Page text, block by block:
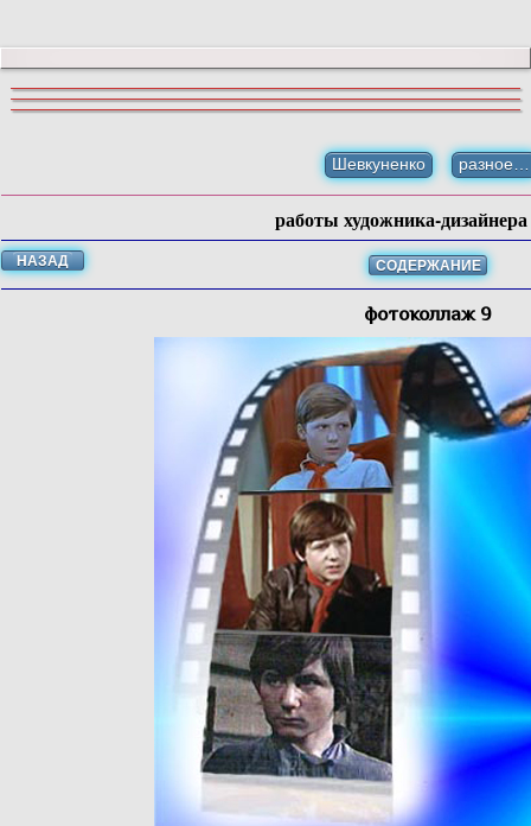
Шевкуненко разное…
работы художника-
НАЗАД СОДЕРЖАНИЕ
фотоколлаж 9